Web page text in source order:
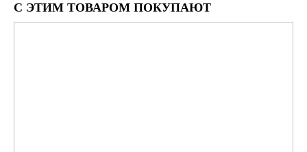
С ЭТИМ ТОВАРОМ ПОКУПАЮТ